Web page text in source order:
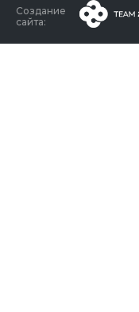
Создание
сайта: